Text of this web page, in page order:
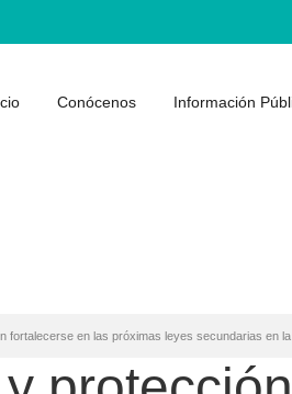
Conócenos Información
fortalecerse en las próximas leyes secundarias en